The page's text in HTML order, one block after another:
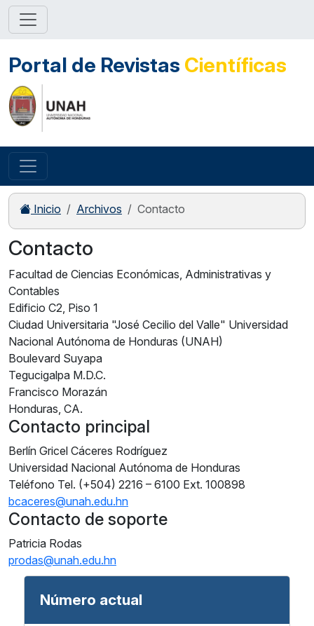
Portal de Revistas Científicas
Inicio Archivos Contacto
Contacto
Facultad de Ciencias Económicas, Administrativas y
Contables
Edificio C2, Piso 1
Ciudad Universitaria "José Cecilio del Valle" Universidad
Nacional Autónoma de Honduras (UNAH)
Boulevard Suyapa
Tegucigalpa M.D.C.
Francisco Morazán
Honduras, CA.
Contacto principal
Berlín Gricel Cáceres Rodríguez
Universidad Nacional Autónoma de Honduras
Teléfono Tel. (+504) 2216 – 6100 Ext. 100898
bcaceres@unah.edu.hn
Contacto de soporte
Patricia Rodas
prodas@unah.edu.hn
Número actual